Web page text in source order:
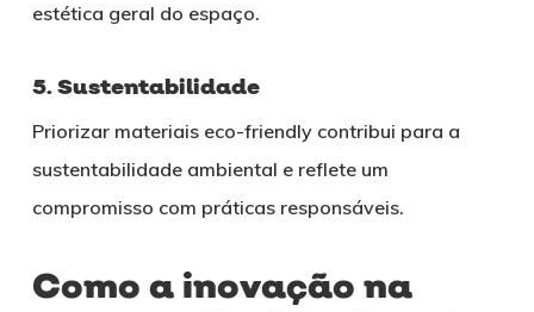
estética geral do espaço.
5. Sustentabilidade
Priorizar materiais eco-friendly contribui para a
sustentabilidade ambiental e reflete um
compromisso com práticas responsáveis.
Como a inovação na